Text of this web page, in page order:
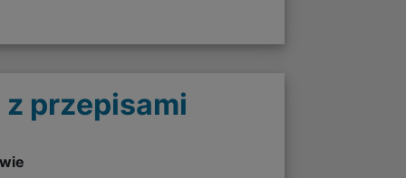
przepisami